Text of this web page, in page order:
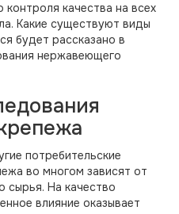
качества на всех
Какие существуют виды
будет рассказано в
нержавеющего
потребительские
во многом зависят от
сырья. На качество
влияние оказывает